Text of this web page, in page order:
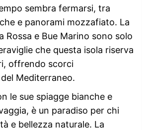
sembra fermarsi, tra
e panorami mozzafiato. La
Rossa e Bue Marino sono solo
che questa isola riserva
offrendo scorci
Mediterraneo.
le sue spiagge bianche e
è un paradiso per chi
e bellezza naturale. La